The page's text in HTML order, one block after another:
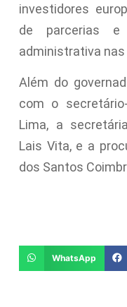
investidores
de parcerias e
administrativa nas
Além do
com o
Lima, a
Lais Vita, e a
dos Santos
WhatsApp